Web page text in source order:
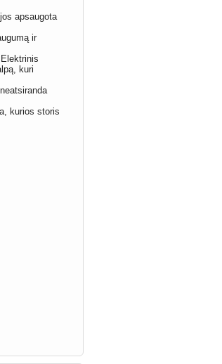
apsaugota
ir
kuri
kurios storis